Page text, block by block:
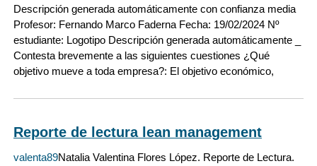
Descripción generada automáticamente con confianza media
Profesor: Fernando Marco Faderna Fecha: 19/02/2024 Nº
estudiante: Logotipo Descripción generada automáticamente _
Contesta brevemente a las siguientes cuestiones ¿Qué
objetivo mueve a toda empresa?: El objetivo económico,
Reporte de lectura lean management
valenta89Natalia Valentina Flores López. Reporte de Lectura.